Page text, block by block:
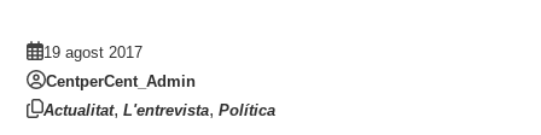
19 agost 2017
CentperCent_Admin
Actualitat,L'entrevista,Política